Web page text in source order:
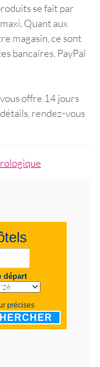
se fait par
Quant aux
magasin, ce sont
bancaires, PayPal
offre 14 jours
rendez-vous
départ
précises